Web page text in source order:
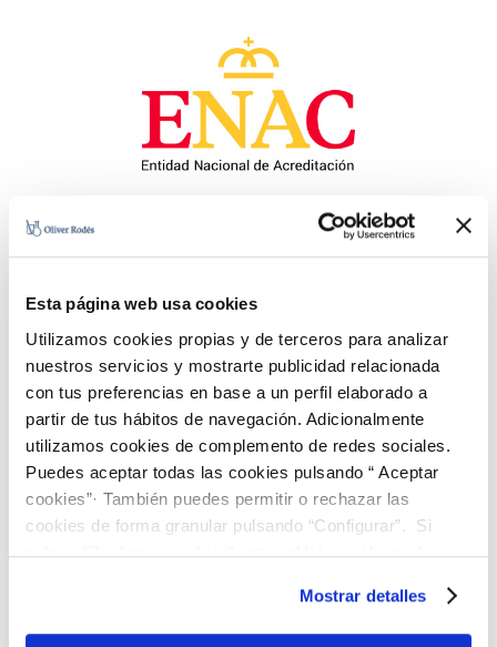
Esta página web usa cookies
Utilizamos cookies propias y de terceros para analizar
nuestros servicios y mostrarte publicidad relacionada
con tus preferencias en base a un perfil elaborado a
partir de tus hábitos de navegación. Adicionalmente
utilizamos cookies de complemento de redes sociales.
Puedes aceptar todas las cookies pulsando “ Aceptar
cookies”· También puedes permitir o rechazar las
cookies de forma granular pulsando “Configurar”. Si
pulsas “Rechazar cookies”, equivaldrá a rechazar la
son indispensables para que el sitio web funcione y que
por tanto no se pueden desactivar. Puedes consultar
Mostrar detalles
El Laboratorio Oliver Rodés amplia su
acreditación en la ENAC
20 Feb, 2023
Nuevo curso On Line: «ETAP:
humano». 80 horas.